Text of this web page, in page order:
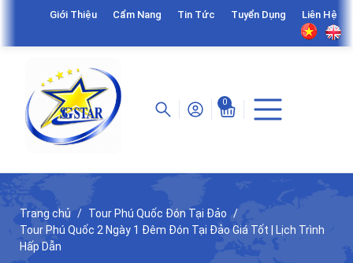
Giới Thiệu Cẩm Nang Tin Tức Tuyển Dụng Liên Hệ
0
Trang chủ
Tour Phú Quốc Đón Tại Đảo
Tour Phú Quốc 2 Ngày 1 Đêm Đón Tại Đảo Giá Tốt | Lịch Trình
Hấp Dẫn